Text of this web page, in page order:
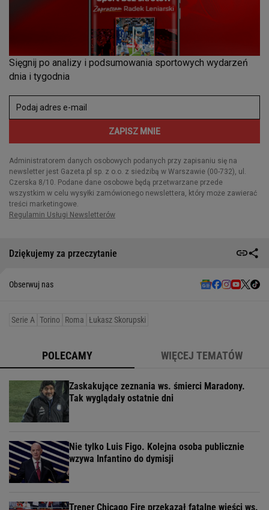
Dziękujemy za przeczytanie
Obserwuj nas
Serie A Torino Roma Łukasz Skorupski
POLECAMY WIĘCEJ TEMATÓW
Zaskakujące zeznania ws. śmierci Maradony.
Tak wyglądały ostatnie dni
Nie tylko Luis Figo. Kolejna osoba publicznie
wzywa Infantino do dymisji
Trener Chicago Fire przekazał fatalne wieści ws.